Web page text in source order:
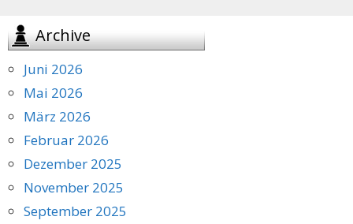
Archive
Juni 2026
Mai 2026
März 2026
Februar 2026
Dezember 2025
November 2025
September 2025